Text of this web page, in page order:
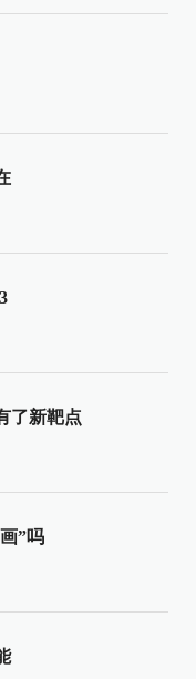
了新靶点
”吗